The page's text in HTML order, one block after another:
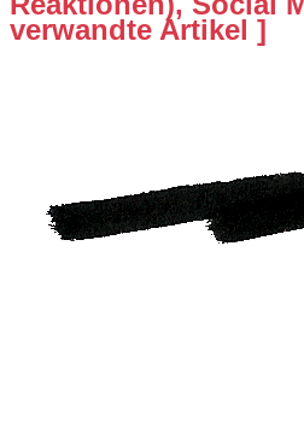
verwandte Artikel ]